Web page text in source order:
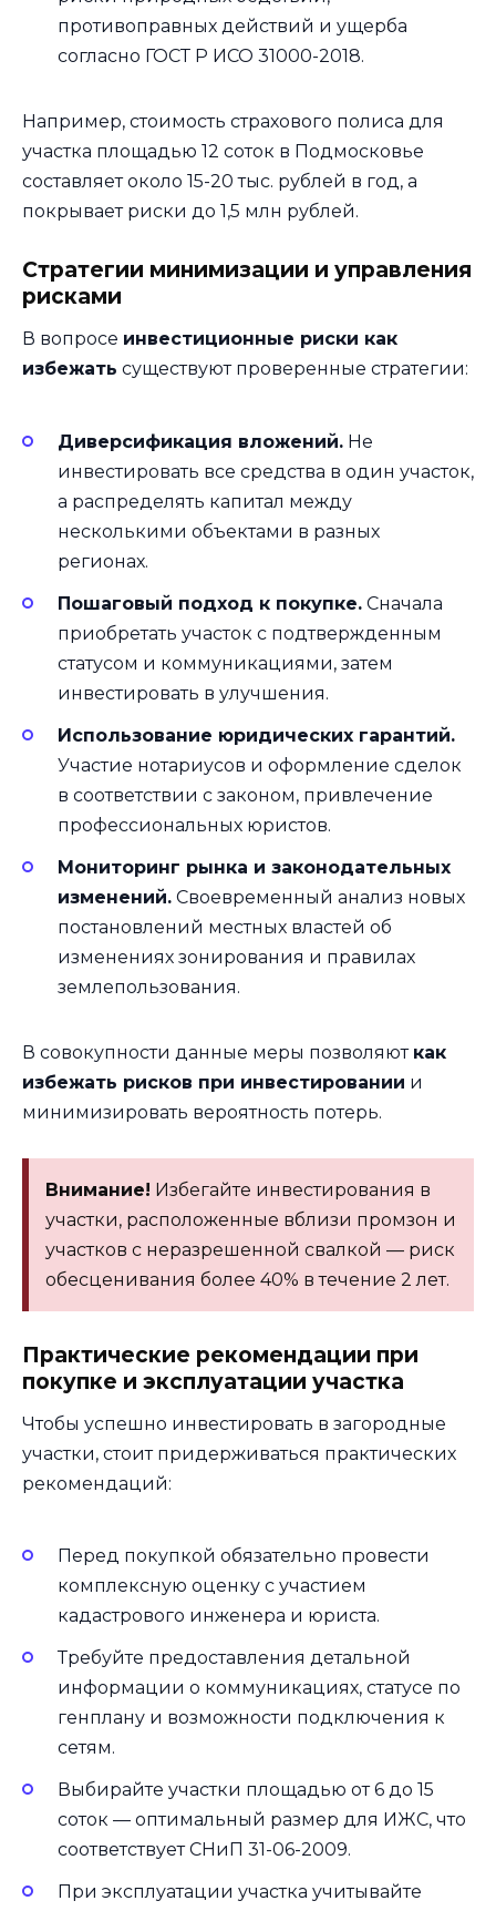
противоправных действий и ущерба
согласно ГОСТ Р ИСО 31000-2018.
Например, стоимость страхового полиса для
участка площадью 12 соток в Подмосковье
составляет около 15-20 тыс. рублей в год, а
покрывает риски до 1,5 млн рублей.
Стратегии минимизации и управления
рисками
В вопросе инвестиционные риски как
избежать существуют проверенные стратегии:
Диверсификация вложений. Не
инвестировать все средства в один участок,
а распределять капитал между
несколькими объектами в разных
регионах.
Пошаговый подход к покупке. Сначала
приобретать участок с подтвержденным
статусом и коммуникациями, затем
инвестировать в улучшения.
Использование юридических гарантий.
Участие нотариусов и оформление сделок
в соответствии с законом, привлечение
профессиональных юристов.
Мониторинг рынка и законодательных
изменений. Своевременный анализ новых
постановлений местных властей об
изменениях зонирования и правилах
землепользования.
В совокупности данные меры позволяют как
избежать рисков при инвестировании и
минимизировать вероятность потерь.
Внимание! Избегайте инвестирования в
участки, расположенные вблизи промзон и
участков с неразрешенной свалкой — риск
обесценивания более 40% в течение 2 лет.
Практические рекомендации при
покупке и эксплуатации участка
Чтобы успешно инвестировать в загородные
участки, стоит придерживаться практических
рекомендаций:
Перед покупкой обязательно провести
комплексную оценку с участием
кадастрового инженера и юриста.
Требуйте предоставления детальной
информации о коммуникациях, статусе по
генплану и возможности подключения к
сетям.
Выбирайте участки площадью от 6 до 15
соток — оптимальный размер для ИЖС, что
соответствует СНиП 31-06-2009.
При эксплуатации участка учитывайте